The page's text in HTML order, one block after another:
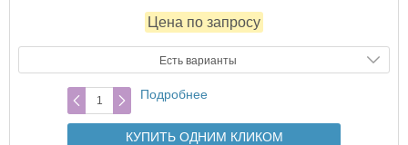
Цена по запросу
Есть варианты
Подробнее
КУПИТЬ ОДНИМ КЛИКОМ